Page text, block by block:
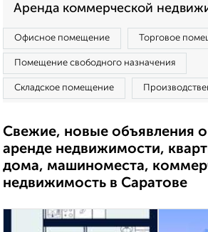
Аренда коммерческой
Офисное помещение Торговое
Помещение свободного назначения
Складское помещение
Свежие, новые объявления
аренде недвижимости,
дома, машиноместа,
недвижимость в Саратове